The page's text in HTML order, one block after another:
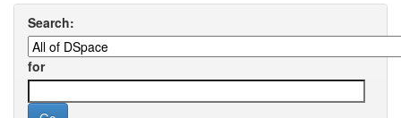
Search:
for